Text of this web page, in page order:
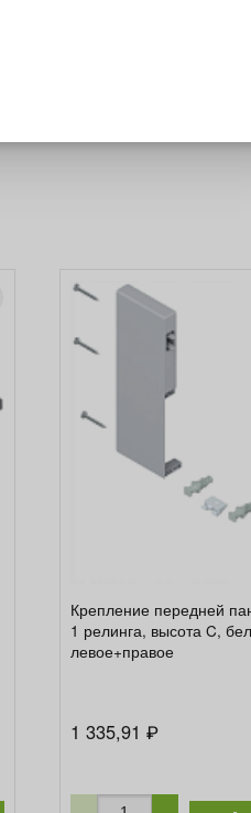
Крепление передней
1 релинга, высота C,
левое+правое
1 335,91₽